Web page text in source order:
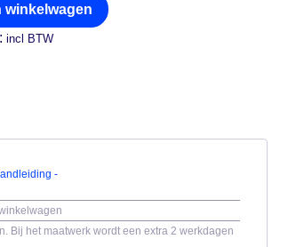
winkelwagen
incl BTW
-
Bij het maatwerk wordt een extra 2 werkdagen